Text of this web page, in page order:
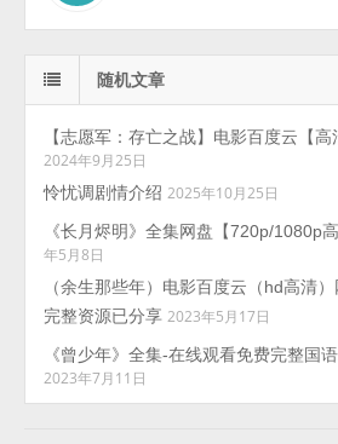
随机文章
【志愿军：存亡之战】电影百度云【
2024年9月25日
怜忧调剧情介绍 2025年10月25日
《长月烬明》全集网盘【720p/1080p
年5月8日
（余生那些年）电影百度云（hd高清
完整资源已分享 2023年5月17日
《曾少年》全集-在线观看免费完整国
2023年7月11日